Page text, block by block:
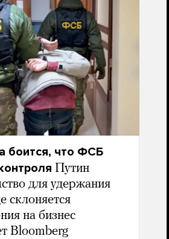
боится, что ФСБ
Путин
для удержания
склоняется
на бизнес
Bloomberg